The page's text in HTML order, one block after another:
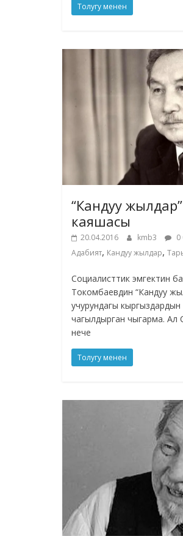
Толугу менен
“Кандуу
каяшасы
20.04.2016 kmb3 0
Адабият, Кандуу жылдар,
Социалисттик эмгектин
Токомбаевдин “Кандуу
учурундагы
чагылдырган чыгарма. Ал
нече
Толугу менен